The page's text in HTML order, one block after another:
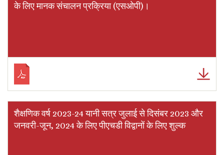
के लिए मानक संचालन प्रक्रिया (एसओपी)।
शैक्षणिक वर्ष 2023-24 यानी सत्र जुलाई से दिसंबर 2023 और
जनवरी-जून, 2024 के लिए पीएचडी विद्वानों के लिए शुल्क